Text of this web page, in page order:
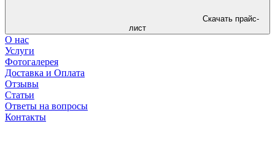
Скачать прайс-
лист
О нас
Услуги
Фотогалерея
Доставка и Оплата
Отзывы
Статьи
Ответы на вопросы
Контакты